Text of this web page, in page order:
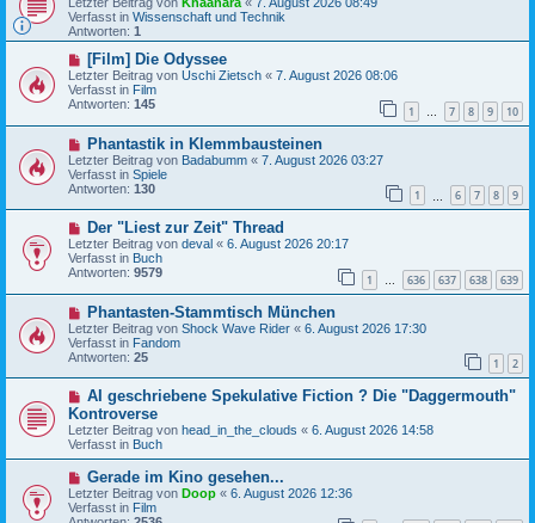
t
r
a
g
u
e
r
B
e
i
t
r
a
g
Verfasst in Wissenschaft und Technik
Antworten: 1
N
e
u
e
r
B
e
i
t
r
g
[Film] Die Odyssee
Letzter Beitrag von Uschi Zietsch « 7. August 2026 08:06
Verfasst in Film
Antworten: 145 1 … 7 8 9 10
N
e
u
e
r
B
i
t
r
g
Phantastik in Klemmbausteinen
Letzter Beitrag von Badabumm « 7. August 2026 03:27
Verfasst in Spiele
Antworten: 130 1 6 7 8 9
N
e
u
e
r
B
e
i
t
r
g
Der "Liest zur Zeit" Thread
Letzter Beitrag von deval « 6. August 2026 20:17
Verfasst in Buch
Antworten: 9579 1 … 636 637 638 639
N
e
u
e
r
B
e
i
t
r
a
Phantasten-Stammtisch München
Letzter Beitrag von Shock Wave Rider « 6. August 2026 17:30
Verfasst in Fandom
Antworten: 25 1 2
N
e
u
e
r
B
e
i
t
AI geschriebene Spekulative Fiction ? Die "Daggermouth"
Kontroverse
Letzter Beitrag von head_in_the_clouds « 6. August 2026 14:58
Verfasst in Buch
N
e
u
e
Gerade im Kino gesehen...
Letzter Beitrag von Doop « 6. August 2026 12:36
Verfasst in Film